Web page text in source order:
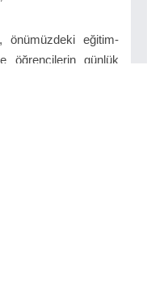
önümüzdeki eğitim-
öğrencilerin günlük